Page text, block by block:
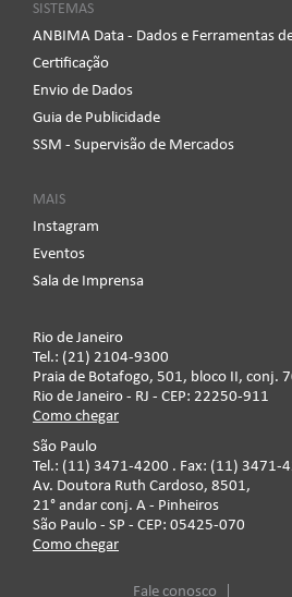
SISTEMAS
ANBIMA Data - Dados e Ferramentas
Certificação
Envio de Dados
Guia de Publicidade
SSM - Supervisão de Mercados
MAIS
Instagram
Eventos
Sala de Imprensa
Rio de Janeiro
Tel.: (21) 2104-9300
Praia de Botafogo, 501, bloco II, conj.
Rio de Janeiro - RJ - CEP: 22250-911
Como chegar
São Paulo
Tel.: (11) 3471-4200 . Fax: (11) 3471-
Av. Doutora Ruth Cardoso, 8501,
21° andar conj. A - Pinheiros
São Paulo - SP - CEP: 05425-070
Como chegar
Fale conosco